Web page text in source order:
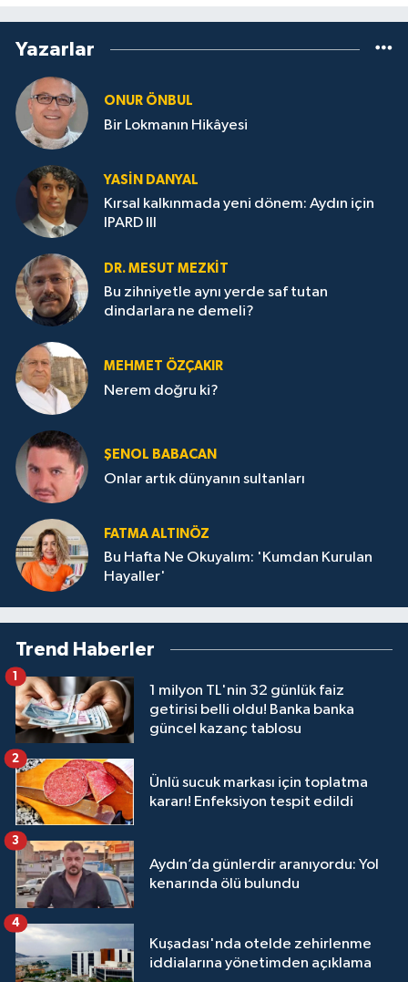
Yazarlar
ONUR ÖNBUL
Bir Lokmanın Hikâyesi
YASIN DANYAL
Kırsal kalkınmada yeni dönem: Aydın için
IPARD III
DR. MESUT MEZKIT
Bu zihniyetle aynı yerde saf tutan
dindarlara ne demeli?
MEHMET ÖZÇAKIR
Nerem doğru ki?
ŞENOL BABACAN
Onlar artık dünyanın sultanları
FATMA ALTINÖZ
Bu Hafta Ne Okuyalım: 'Kumdan Kurulan
Hayaller'
Trend Haberler
1 milyon TL'nin 32 günlük faiz
getirisi belli oldu! Banka banka
güncel kazanç tablosu
1
Ünlü sucuk markası için toplatma
kararı! Enfeksiyon tespit edildi
2
Aydın’da günlerdir aranıyordu: Yol
kenarında ölü bulundu
3
Kuşadası'nda otelde zehirlenme
iddialarına yönetimden açıklama
4